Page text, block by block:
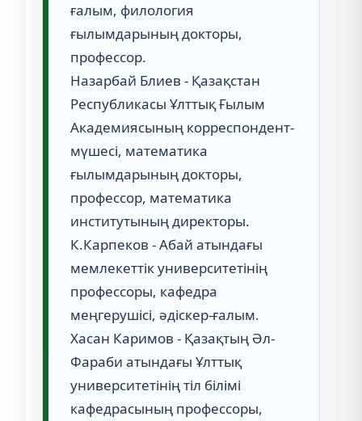
ғалым, филология
ғылымдарының докторы,
профессор.
Назарбай Блиев - Қазақстан
Республикасы Ұлттық Ғылым
Академиясының корреспондент-
мүшесі, математика
ғылымдарының докторы,
профессор, математика
институтының директоры.
К.Карпеков - Абай атындағы
мемлекеттік университетінің
профессоры, кафедра
меңгерушісі, әдіскер-ғалым.
Хасан Каримов - Қазақтың Әл-
Фараби атындағы Ұлттық
университетінің тіл білімі
кафедрасының профессоры,